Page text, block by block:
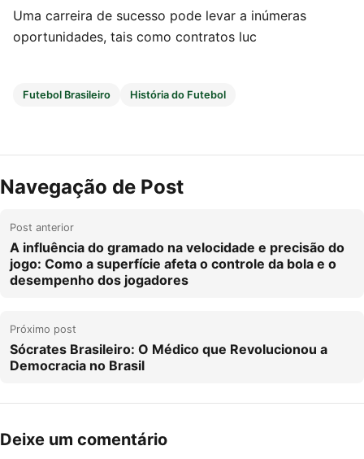
Uma carreira de sucesso pode levar a inúmeras
oportunidades, tais como contratos luc
Futebol Brasileiro História do Futebol
Navegação de Post
Post anterior
A influência do gramado na velocidade e precisão do
jogo: Como a superfície afeta o controle da bola e o
desempenho dos jogadores
Próximo post
Sócrates Brasileiro: O Médico que Revolucionou a
Democracia no Brasil
Deixe um comentário